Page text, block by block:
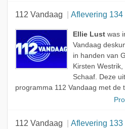
112 Vandaag Aflevering 134
Ellie Lustwas
Vandaag
in handen van
Kirsten
Schaaf. Deze
programma 112 Vandaag met de
112 Vandaag Aflevering 133